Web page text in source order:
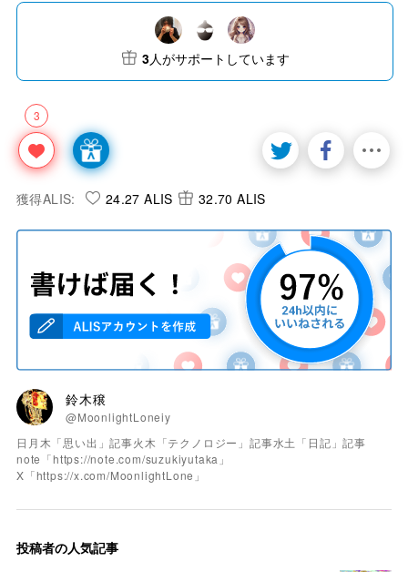
3
3人がサポートしています
獲得ALIS: 24.27 ALIS 32.70 ALIS
鈴木穣
@MoonlightLoneiy
日月木「思い出」記事火木「テクノロジー」記事水土「日記」記事
note「https://note.com/suzukiyutaka」
X「https://x.com/MoonlightLone」
投稿者の人気記事